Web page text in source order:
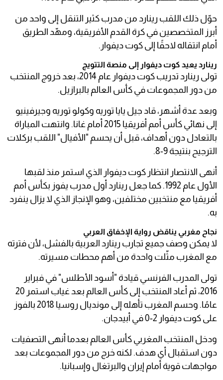
حوّل ذلك اللقب رينارد من مدرب كثير التنقل إلى واحد من
أبرز المتخصصين في كرة القدم الأفريقية، ومهّد الطريق
أمام انتقاله لاحقًا إلى كوت ديفوار.
رينارد يعيد كوت ديفوار إلى منصة التتويج
تولى رينارد تدريب كوت ديفوار عام 2014، بعد خروج المنتخب
من دور المجموعات في كأس العالم بالبرازيل.
وبعد عدة أشهر، قاد جيل يايا توريه وكولو توريه وجيرفينيو
إلى نهائي كأس أمم أفريقيا 2015 أمام غانا. وانتهت المباراة
بالتعادل دون أهداف، قبل أن يحسم "الأفيال" اللقب بركلات
الترجيح بنتيجة 9-8.
أنهى الانتصار انتظار كوت ديفوار الذي استمر منذ لقبها
الأول عام 1992. كما جعل رينارد أول مدرب يفوز بكأس أمم
أفريقيا مع منتخبين مختلفين، وهو الإنجاز الذي لا يزال ينفرد
به.
نجاح مغربي يناقض رواية الإخفاق العربي
لا يمكن وصف جميع تجارب رينارد العربية بالفشل، لأن فترته
مع المغرب مثّلت واحدة من أهم محطات مسيرته.
تولى المدرب الفرنسي قيادة "أسود الأطلس" في فبراير
2016، ثم أعاد المنتخب إلى كأس العالم بعد غياب استمر 20
عامًا. وحسم المغرب تأهله إلى مونديال روسيا 2018 بالفوز
على كوت ديفوار 2-0 في أبيدجان.
ودخل المنتخب المغربي كأس العالم بعدما أنهى التصفيات
دون استقبال أي هدف. لكنه خرج من دور المجموعات بعد
مواجهات قوية أمام إيران والبرتغال وإسبانيا.